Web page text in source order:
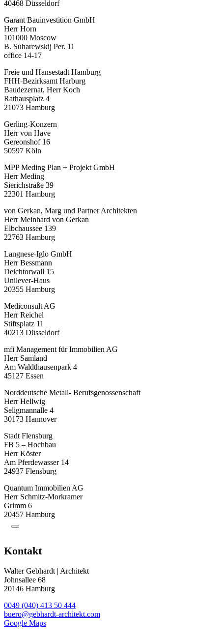
40468 Düsseldorf
Garant Bauinvestition GmbH
Herr Horn
101000 Moscow
B. Suharewskij Per. 11
office 14-17
Freie und Hansestadt Hamburg
FHH-Bezirksamt Harburg
Baudezernat, Herr Koch
Rathausplatz 4
21073 Hamburg
Gerling-Konzern
Herr von Have
Gereonshof 16
50597 Köln
MPP Meding Plan + Projekt GmbH
Herr Meding
Sierichstraße 39
22301 Hamburg
von Gerkan, Marg und Partner Architekten
Herr Meinhard von Gerkan
Elbchaussee 139
22763 Hamburg
Langnese-Iglo GmbH
Herr Bessmann
Deichtorwall 15
Unilever-Haus
20355 Hamburg
Mediconsult AG
Herr Reichel
Stiftsplatz 11
40213 Düsseldorf
mfi Management für Immobilien AG
Herr Samland
Am Waldthausenpark 4
45127 Essen
Norddeutsche Metall- Berufsgenossenschaft
Herr Hellwig
Seligmannalle 4
30173 Hannover
Stadt Flensburg
FB 5 – Hochbau
Herr Köster
Am Pferdewasser 14
24937 Flensburg
Quantum Immobilien AG
Herr Schmitz-Morkramer
Grimm 6
20457 Hamburg
Kontakt
Walter Gebhardt | Architekt
Johnsallee 68
20146 Hamburg
0049 (040) 413 50 444
buero@gebhardt-architekt.com
Google Maps